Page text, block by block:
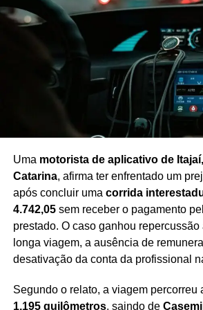
Com a retomada das atividades, a
uma fase decisiva para a apreciação
impacto para o estado, em um
às negociações políticas e à definição
prioritárias até a realização das
Redação Saiba+
Uma motorista de aplicativo de
Catarina, afirma ter enfrentado um
após concluir uma corrida
4.742,05sem receber o pagamento
prestado. O caso ganhou repercussão
longa viagem, a ausência de
desativação da conta da profissional
Segundo o relato, a viagem percorreu
1.195 quilômetros, saindo de